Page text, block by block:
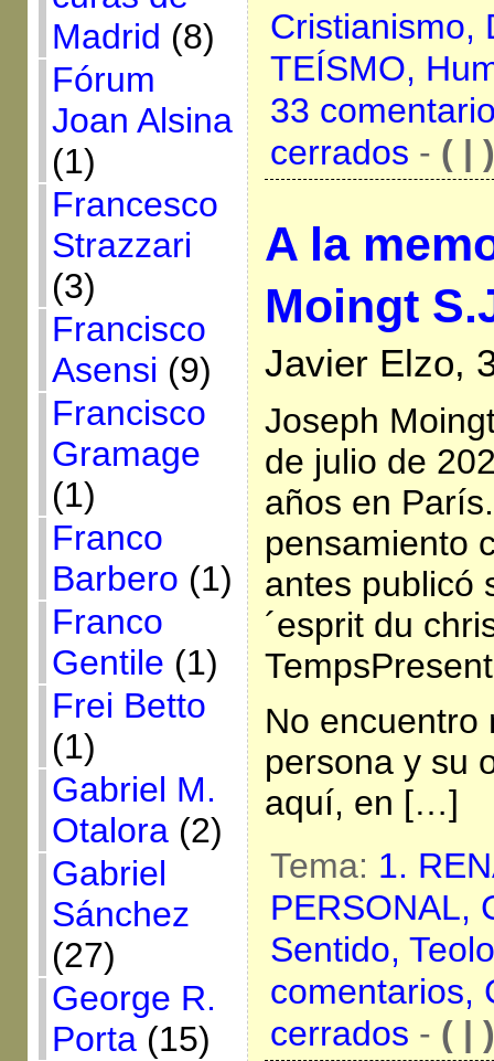
Madrid (8)
Fórum
Joan Alsina
(1)
Francesco
Strazzari
(3)
Francisco
Asensi (9)
Francisco
Gramage
(1)
Franco
Barbero (1)
Franco
Gentile (1)
Frei Betto
(1)
Gabriel M.
Otalora(2)
Gabriel
Sánchez
(27)
George R.
Porta(15)
Cristianismo,
TEÍSMO,
33
cerrados - ( | )
A la
Moingt
Javier Elzo,
Joseph
de julio de
años en
pensamiento
antes publicó
´esprit du
No encuentro
persona y su
aquí, en […]
Tema: 1.
PERSONAL,
Sentido,
comentarios,
cerrados - ( | )